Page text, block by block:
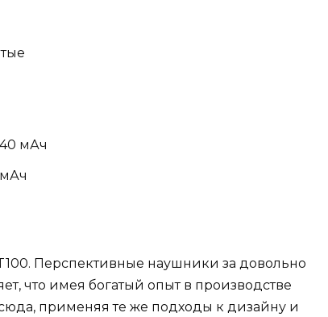
мАч
Перспективные наушники за довольно
что имея богатый опыт в производстве
применяя те же подходы к дизайну и